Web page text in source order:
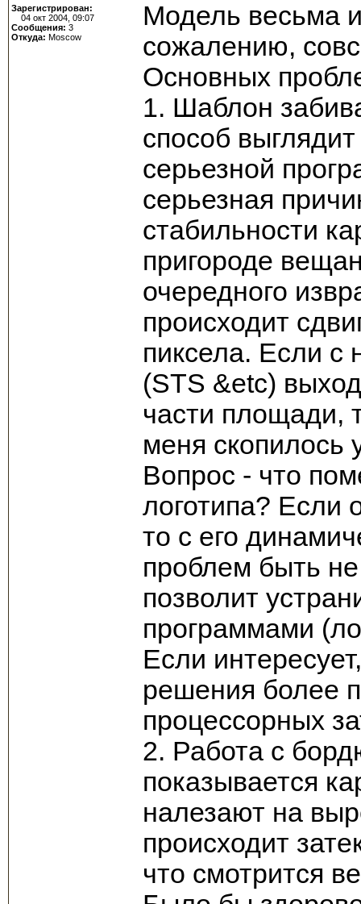
Зарегистрирован:
04 окт 2004, 09:07
Сообщения: 3
Откуда: Moscow
Модель весьма
сожалению,
Основных
1. Шаблон
способ
серьезной
серьезная
стабильности
пригороде
очередного
происходит
пиксела. Если с
(STS &etc)
части площади,
меня
Вопрос - что
логотипа? Если
то с его
проблем быть
позволит
программами
Если
решения более
процессорных
2. Работа с
показывается
налезают на
происходит
что смотрится